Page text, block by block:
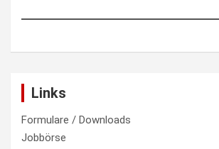
Links
Formulare / Downloads
Jobbörse